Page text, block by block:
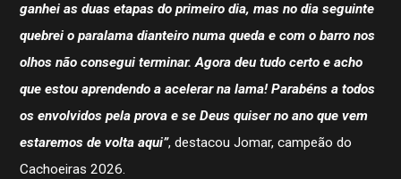
ganhei as duas etapas do primeiro dia, mas no dia seguinte
quebrei o paralama dianteiro numa queda e com o barro nos
olhos não consegui terminar. Agora deu tudo certo e acho
que estou aprendendo a acelerar na lama! Parabéns a todos
os envolvidos pela prova e se Deus quiser no ano que vem
estaremos de volta aqui”, destacou Jomar, campeão do
Cachoeiras 2026.